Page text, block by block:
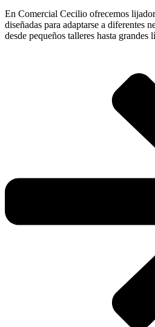
En Comercial Cecilio ofrecemos
diseñadas para adaptarse a diferentes
desde pequeños talleres hasta grandes